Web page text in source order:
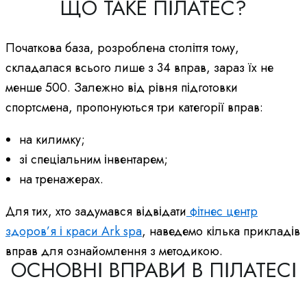
ЩО ТАКЕ ПІЛАТЕС?
Початкова база, розроблена століття тому,
складалася всього лише з 34 вправ, зараз їх не
менше 500. Залежно від рівня підготовки
спортсмена, пропонуються три категорії вправ:
на килимку;
зі спеціальним інвентарем;
на тренажерах.
Для тих, хто задумався відвідати фітнес центр
здоров’я і краси Ark spa, наведемо кілька прикладів
вправ для ознайомлення з методикою.
ОСНОВНІ ВПРАВИ В ПІЛАТЕСІ